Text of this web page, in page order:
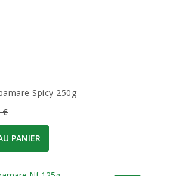
Spicy 250g
de base
€
PANIER